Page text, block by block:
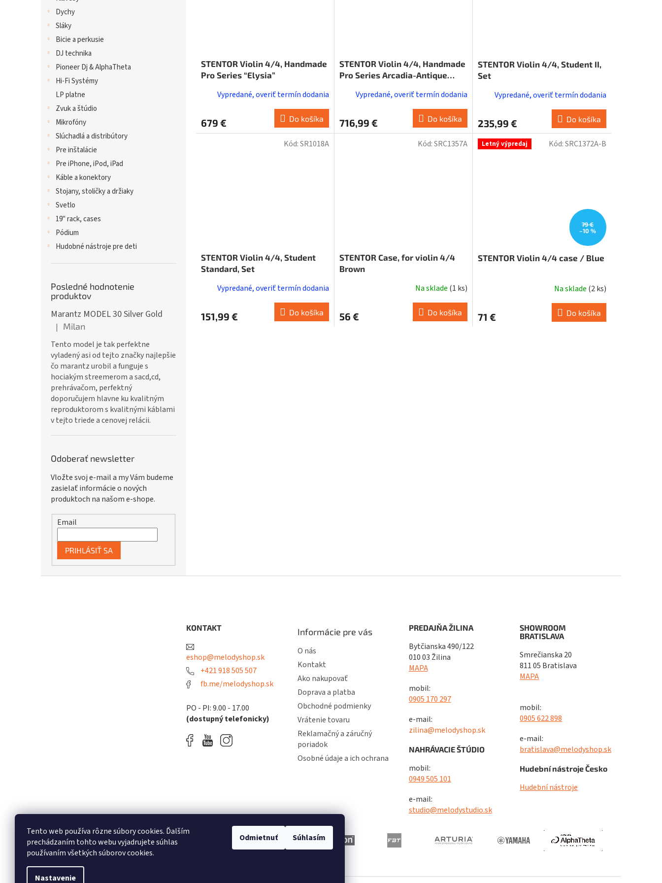
Tento web používa rôzne súbory cookies. Ďalším
prechádzaním tohto webu vyjadrujete súhlas
používaním všetkých súborov cookies.
Nastavenie
Odmietnuť Súhlasím
Dychy
Sláky
Bicie a perkusie
DJ technika
Pioneer Dj & AlphaTheta
Hi-Fi Systémy
LP platne
Zvuk a štúdio
Mikrofóny
Slúchadlá a distribútory
Pre inštalácie
Pre iPhone, iPod, iPad
Káble a konektory
Stojany, stoličky a držiaky
Svetlo
19" rack, cases
Pódium
Hudobné nástroje pre deti
Posledné hodnotenie
produktov
Marantz MODEL 30 Silver Gold
Hodnotenie produktu je 5 z 5 hviezdičiek.
| Milan
Tento model je tak perfektne
vyladený asi od tejto značky najlepšie
čo marantz urobil a funguje s
hociakým streemerom a sacd,cd,
prehrávačom, perfektný
doporučujem hlavne ku kvalitným
reproduktorom s kvalitnými káblami
v tejto triede a cenovej relácii.
Odoberať newsletter
Vložte svoj e-mail a my Vám budeme
zasielať informácie o nových
produktoch na našom e-shope.
Email
PRIHLÁSIŤ SA
STENTOR Violin 4/4, Handmade
Pro Series “Elysia”
Vypredané, overiť termín dodania
679 € Do košíka
STENTOR Violin 4/4, Handmade
Pro Series Arcadia-Antique
Vypredané, overiť termín dodania
716,99 € Do košíka
STENTOR Violin 4/4, Student II,
Set
Vypredané, overiť termín dodania
235,99 € Do košíka
STENTOR Violin 4/4, Student
Standard, Set
Vypredané, overiť termín dodania
151,99 € Do košíka
Kód:SR1018A
STENTOR Case, for violin 4/4
Brown
Na sklade (1 ks)
56 € Do košíka
Kód:SRC1357A Letný výpredaj
79 €
–10 %
STENTOR Violin 4/4 case / Blue
Na sklade (2 ks)
71 € Do košíka
Kód:SRC1372A-B
KONTAKT
eshop@melodyshop.sk
+421 918 505 507
fb.me/melodyshop.sk
PO - PI: 9.00 - 17.00
(dostupný telefonicky)
Informácie pre vás
O nás
Kontakt
Ako nakupovať
Doprava a platba
Obchodné podmienky
Vrátenie tovaru
Reklamačný a záručný
poriadok
Osobné údaje a ich ochrana
PREDAJŇA ŽILINA
Bytčianska 490/122
010 03 Žilina
MAPA
mobil:
0905 170 297
e-mail:
zilina@melodyshop.sk
NAHRÁVACIE ŠTÚDIO
mobil:
0949 505 101
e-mail:
studio@melodystudio.sk
SHOWROOM
BRATISLAVA
Smrečianska 20
811 05 Bratislava
MAPA
mobil:
0905 622 898
e-mail:
bratislava@melodyshop.sk
Hudební nástroje Česko
Hudební nástroje